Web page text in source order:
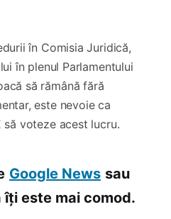
în Comisia Juridică,
în plenul Parlamentului
să rămână fără
este nevoie ca
să voteze acest lucru.
Google News sau
îți este mai comod.